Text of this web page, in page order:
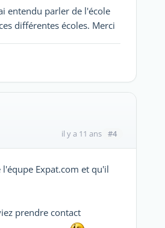
entendu parler de l'école
différentes écoles. Merci
il y a 11 ans #4
Expat.com et qu'il
prendre contact